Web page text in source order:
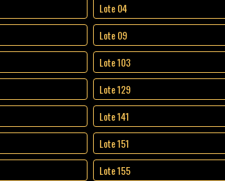
Lote 04
Lote 09
Lote 103
Lote 129
Lote 141
Lote 151
Lote 155